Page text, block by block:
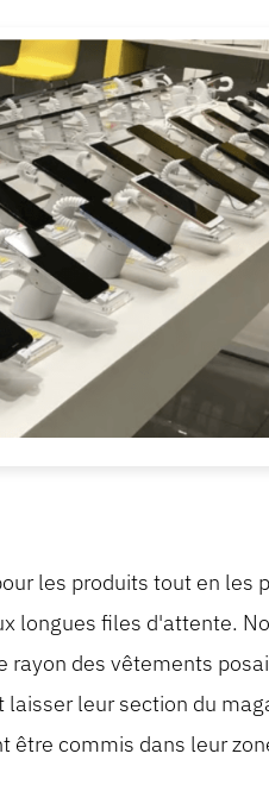
les produits tout en les
longues files d'attente.
rayon des vêtements
leur section du
commis dans leur